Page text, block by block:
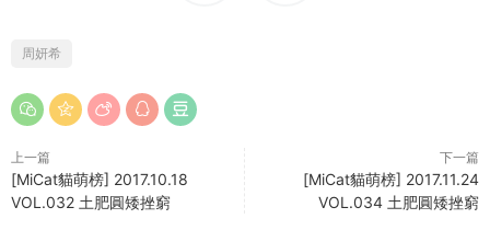
周妍希
上一篇
[MiCat貓萌榜] 2017.10.18
VOL.032 土肥圓矮挫窮
下一篇
[MiCat貓萌榜] 2017.11.24
VOL.034 土肥圓矮挫窮